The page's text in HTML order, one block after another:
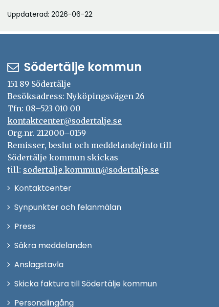
Uppdaterad: 2026-06-22
Södertälje kommun
151 89 Södertälje
Besöksadress: Nyköpingsvägen 26
Tfn: 08–523 010 00
kontaktcenter@sodertalje.se
Org.nr. 212000–0159
Remisser, beslut och meddelande/info till
Södertälje kommun skickas
till: sodertalje.kommun@sodertalje.se
KontaktcenterÖppna
Synpunkter och felanmälan
Press
fönster
Säkra meddelanden
Anslagstavla
Skicka faktura till Södertälje kommun
PersonalingångÖppna